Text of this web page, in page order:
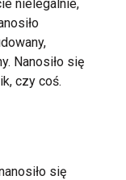
nielegalnie,
Nanosiło się
czy coś.
się